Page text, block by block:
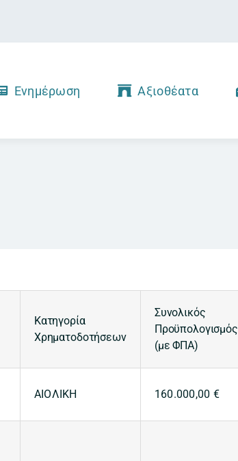
Ενημέρωση Αξιοθέατα
Κατηγορία
Χρηματοδοτήσεων
Συνολικός
Προϋπολογισμός
(με ΦΠΑ)
ΑΙΟΛΙΚΗ 160.000,00 €